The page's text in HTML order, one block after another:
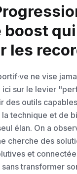
boost
les
ne vise
ici sur le levier
des outils
la technique et de
élan. On a
cherche des
et
transformer